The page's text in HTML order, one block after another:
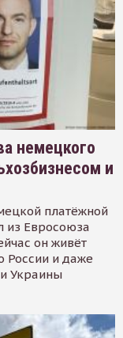
немецкого
и
платёжной
из Евросоюза
он живёт
России и даже
Украины